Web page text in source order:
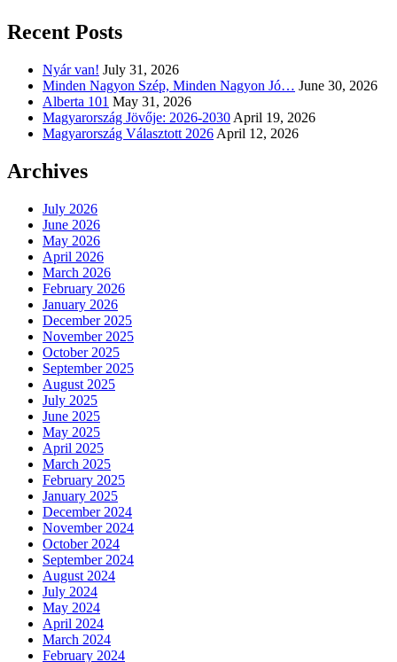
Recent Posts
Nyár van! July 31, 2026
Minden Nagyon Szép, Minden Nagyon Jó… June 30, 2026
Alberta 101 May 31, 2026
Magyarország Jövője: 2026-2030 April 19, 2026
Magyarország Választott 2026 April 12, 2026
Archives
July 2026
June 2026
May 2026
April 2026
March 2026
February 2026
January 2026
December 2025
November 2025
October 2025
September 2025
August 2025
July 2025
June 2025
May 2025
April 2025
March 2025
February 2025
January 2025
December 2024
November 2024
October 2024
September 2024
August 2024
July 2024
May 2024
April 2024
March 2024
February 2024